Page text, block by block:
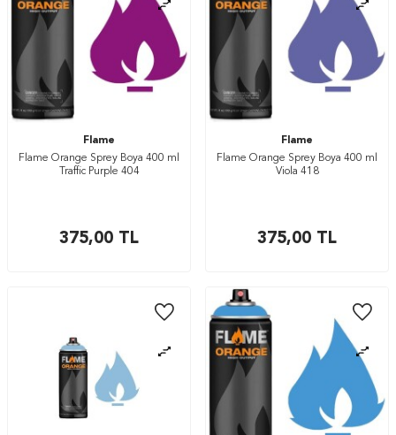
Flame
Flame Orange Sprey Boya 400 ml
Traffic Purple 404
375,00 TL
Flame
Flame Orange Sprey Boya 400 ml
Viola 418
375,00 TL